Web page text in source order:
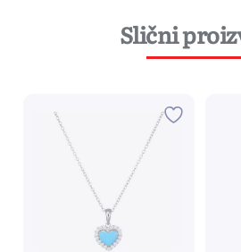
Slični